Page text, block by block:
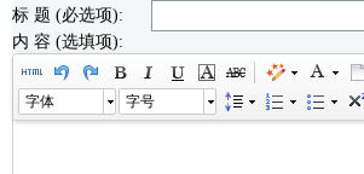
标 题 (必选项):
内 容 (选填项):
字体 字号